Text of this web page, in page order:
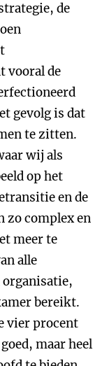
de
vooral de
gevolg is dat
te zitten.
wij als
op het
en de
zo complex en
meer te
alle
bereikt.
vier procent
maar heel